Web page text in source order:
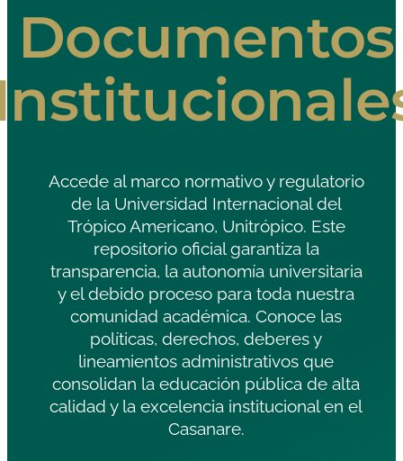
Documentos
Accede al marco normativo y regulatorio
de la Universidad Internacional del
Trópico Americano, Unitrópico. Este
repositorio oficial garantiza la
transparencia, la autonomía universitaria
y el debido proceso para toda nuestra
comunidad académica. Conoce las
políticas, derechos, deberes y
lineamientos administrativos que
consolidan la educación pública de alta
calidad y la excelencia institucional en el
Casanare.